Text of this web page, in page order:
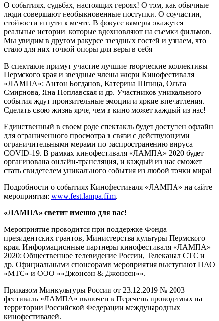
О событиях, судьбах, настоящих героях! О том, как обычные
люди совершают необыкновенные поступки. О соучастии,
стойкости и пути к мечте. В фокусе камеры окажутся
реальные истории, которые вдохновляют на съемки фильмов.
Мы увидим в другом ракурсе звездных гостей и узнаем, что
стало для них точкой опоры для веры в себя.
В спектакле примут участие лучшие творческие коллективы
Пермского края и звездные члены жюри Кинофестиваля
«ЛАМПА»: Антон Богданов, Катерина Шпица, Ольга
Смирнова, Яна Поплавская и др. Участников уникального
события ждут пронзительные эмоции и яркие впечатления.
Сделать свою жизнь ярче, чем в кино может каждый из нас!
Единственный в своем роде спектакль будет доступен офлайн
для ограниченного просмотра в связи с действующими
ограничительными мерами по распространению вируса
COVID-19. В рамках кинофестиваля «ЛАМПА» 2020 будет
организована онлайн-трансляция, и каждый из нас сможет
стать свидетелем уникального события из любой точки мира!
Подробности о событиях Кинофестиваля «ЛАМПА» на сайте
мероприятия: www.fest.lampa.film.
«ЛАМПА» светит именно для вас!
Мероприятие проводится при поддержке Фонда
президентских грантов, Министерства культуры Пермского
края. Информационные партнеры кинофестиваля «ЛАМПА»
2020: Общественное телевидение России, Телеканал СТС и
др. Официальными спонсорами мероприятия выступают ПАО
«МТС» и ООО ««Джонсон & Джонсон»».
Приказом Минкультуры России от 23.12.2019 № 2003
фестиваль «ЛАМПА» включен в Перечень проводимых на
территории Российской Федерации международных
кинофестивалей.